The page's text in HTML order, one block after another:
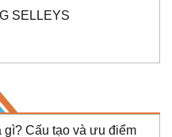
SELLEYS
Cấu tạo và ưu điểm